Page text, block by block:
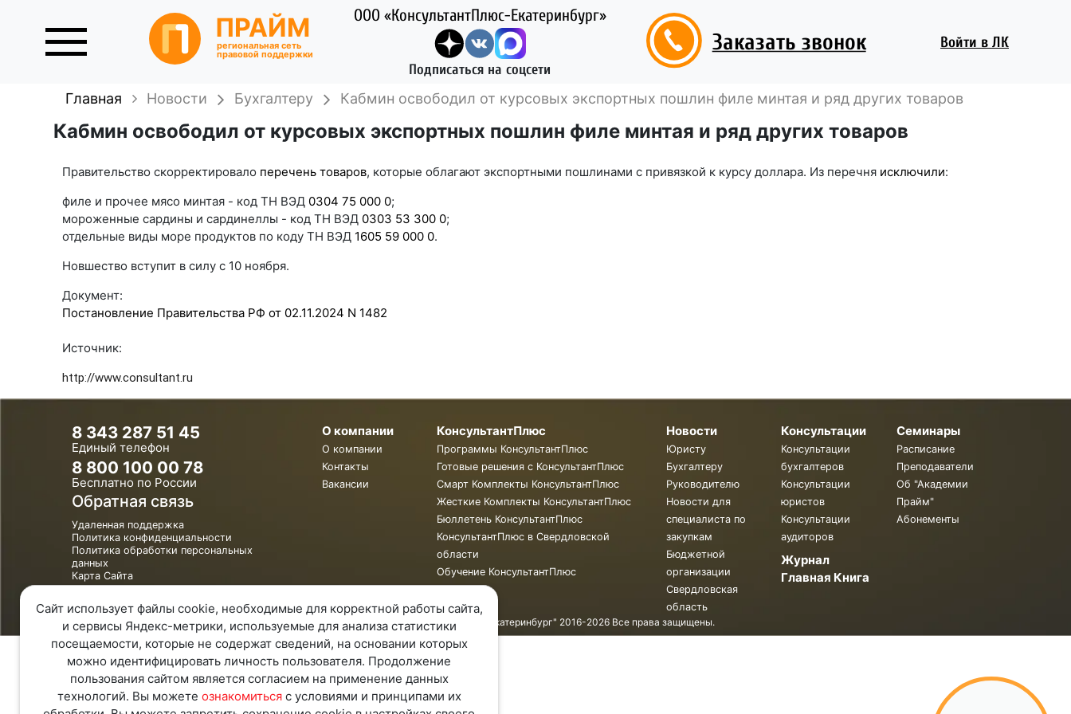
ПРАЙМ
региональная сеть
правовой поддержки
ООО «КонсультантПлюс-Екатеринбург»
Подписаться на соцсети
Заказать звонок Войти в ЛК
Главная Новости Бухгалтеру Кабмин освободил от курсовых экспортных пошлин филе минтая и ряд других товаров
Кабмин освободил от курсовых экспортных пошлин филе минтая и ряд других товаров
Правительство скорректировало перечень товаров, которые облагают экспортными пошлинами с привязкой к курсу доллара. Из перечня исключили:
филе и прочее мясо минтая - код ТН ВЭД 0304 75 000 0;
мороженные сардины и сардинеллы - код ТН ВЭД 0303 53 300 0;
отдельные виды море продуктов по коду ТН ВЭД 1605 59 000 0.
Новшество вступит в силу с 10 ноября.
Документ:
Постановление Правительства РФ от 02.11.2024 N 1482
Источник:
http://www.consultant.ru
8 343 287 51 45
Единый телефон
8 800 100 00 78
Бесплатно по России
Обратная связь
Удаленная поддержка
Политика конфиденциальности
Политика обработки персональных
данных
Карта Сайта
О компании
О компании
Контакты
Вакансии
КонсультантПлюс
Программы КонсультантПлюс
Готовые решения с КонсультантПлюс
Смарт Комплекты КонсультантПлюс
Жесткие Комплекты КонсультантПлюс
Бюллетень КонсультантПлюс
КонсультантПлюс в Свердловской
области
Обучение КонсультантПлюс
Новости
Юристу
Бухгалтеру
Руководителю
Новости для
специалиста по
закупкам
Бюджетной
организации
Свердловская
область
Консультации
Консультации
бухгалтеров
Консультации
юристов
Консультации
аудиторов
Журнал
Главная Книга
Семинары
Расписание
Преподаватели
Об "Академии
Прайм"
Абонементы
© ООО "КонсультантПлюс - Екатеринбург" 2016-2026 Все права защищены.
Сайт использует файлы cookie, необходимые для корректной работы сайта,
и сервисы Яндекс-метрики, используемые для анализа статистики
посещаемости, которые не содержат сведений, на основании которых
можно идентифицировать личность пользователя. Продолжение
пользования сайтом является согласием на применение данных
технологий. Вы можете ознакомитьсяс условиями и принципами их